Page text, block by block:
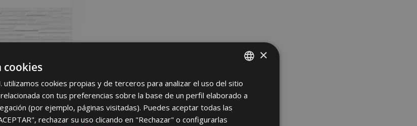
SPANISH
ENGLISH
×
cookies
utilizamos cookies propias y de terceros para analizar el uso del sitio
con tus preferencias sobre la base de un perfil elaborado a
(por ejemplo, páginas visitadas). Puedes aceptar todas las
rechazar su uso clicando en "Rechazar" o configurarlas